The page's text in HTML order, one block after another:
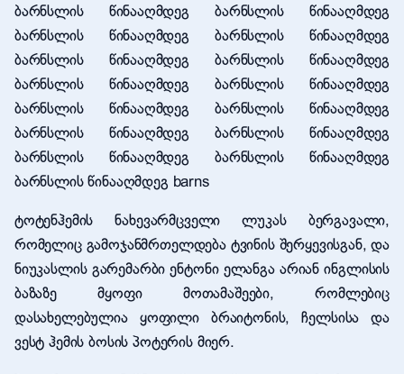
ბარნსლის წინააღმდეგ ბარნსლის წინააღმდეგ
ბარნსლის წინააღმდეგ ბარნსლის წინააღმდეგ
ბარნსლის წინააღმდეგ ბარნსლის წინააღმდეგ
ბარნსლის წინააღმდეგ ბარნსლის წინააღმდეგ
ბარნსლის წინააღმდეგ ბარნსლის წინააღმდეგ
ბარნსლის წინააღმდეგ ბარნსლის წინააღმდეგ
ბარნსლის წინააღმდეგ ბარნსლის წინააღმდეგ
ბარნსლის წინააღმდეგ barns
ტოტენჰემის ნახევარმცველი ლუკას ბერგავალი,
რომელიც გამოჯანმრთელდება ტვინის შერყევისგან, და
ნიუკასლის გარემარბი ენტონი ელანგა არიან ინგლისის
ბაზაზე მყოფი მოთამაშეები, რომლებიც
დასახელებულია ყოფილი ბრაიტონის, ჩელსისა და
ვესტ ჰემის ბოსის პოტერის მიერ.